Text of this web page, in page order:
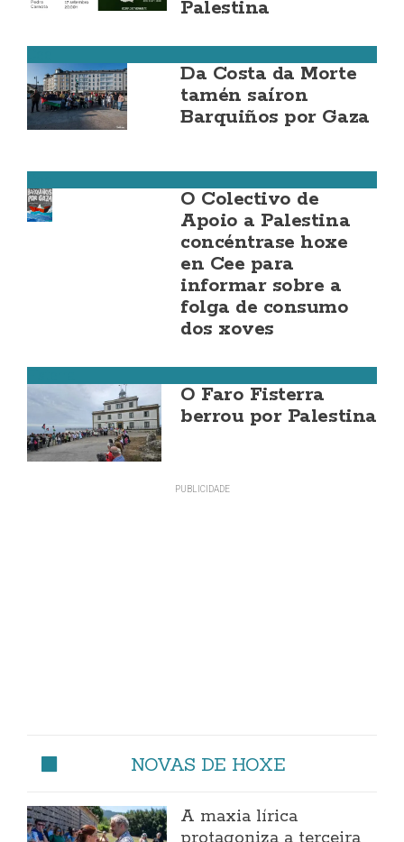
Palestina
Da Costa da Morte
tamén saíron
Barquiños por Gaza
O Colectivo de
Apoio a Palestina
concéntrase hoxe
en Cee para
informar sobre a
folga de consumo
dos xoves
O Faro Fisterra
berrou por Palestina
NOVAS DE HOXE
A maxia lírica